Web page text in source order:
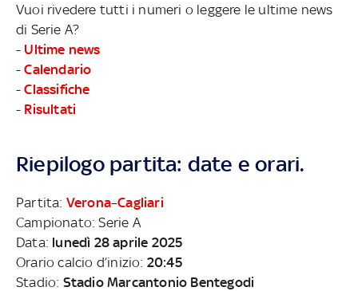
Vuoi rivedere tutti i numeri o leggere le ultime news
di Serie A?
- Ultime news
-Calendario
-Classifiche
- Risultati
Riepilogo partita: date e orari.
Partita: Verona–Cagliari
Campionato: Serie A
Data: lunedì 28 aprile 2025
Orario calcio d’inizio: 20:45
Stadio: Stadio Marcantonio Bentegodi